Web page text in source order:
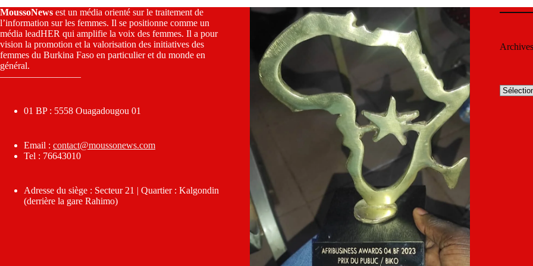
MoussoNews est un média orienté sur le traitement de
l’information sur les femmes. Il se positionne comme un
média leadHER qui amplifie la voix des femmes. Il a pour
vision la promotion et la valorisation des initiatives des
femmes du Burkina Faso en particulier et du monde en
général.
————————–
01 BP : 5558 Ouagadougou 01
Email : contact@moussonews.com
Tel : 76643010
Adresse du siège : Secteur 21 | Quartier : Kalgondin
(derrière la gare Rahimo)
Archives
Archives